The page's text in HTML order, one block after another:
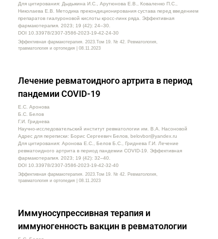
Для цитирования: Дыдыкина И.С., Арутюнова Е.В., Коваленко П.С.,
Николаева Е.В. Методика прекондиционирования сустава перед введением
препаратов гиалуроновой кислоты кросс-линк ряда. Эффективная
фармакотерапия. 2023; 19 (42): 24–30.
DOI 10.33978/2307-3586-2023-19-42-24-30
Эффективная фармакотерапия. 2023.Том 19. № 42. Ревматология,
травматология и ортопедия | 08.11.2023
Лечение ревматоидного артрита в период
пандемии COVID-19
Е.С. Аронова
Б.С. Белов
Г.И. Гриднева
Научно-исследовательский институт ревматологии им. В.А. Насоновой
Адрес для переписки: Борис Сергеевич Белов, belovbor@yandex.ru
Для цитирования: Аронова Е.С., Белов Б.С., Гриднева Г.И. Лечение
ревматоидного артрита в период пандемии COVID-19. Эффективная
фармакотерапия. 2023; 19 (42): 32–40.
DOI 10.33978/2307-3586-2023-19-42-32-40
Эффективная фармакотерапия. 2023.Том 19. № 42. Ревматология,
травматология и ортопедия | 08.11.2023
Иммуносупрессивная терапия и
иммуногенность вакцин в ревматологии